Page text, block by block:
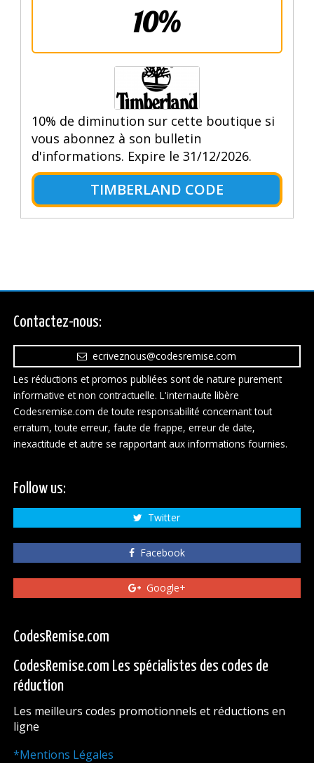
10%
10% de diminution sur cette boutique si
vous abonnez à son bulletin
d'informations. Expire le 31/12/2026.
TIMBERLAND CODE
Contactez-nous:
ecriveznous@codesremise.com
Les réductions et promos publiées sont de nature purement
informative et non contractuelle. L'internaute libère
Codesremise.com de toute responsabilité concernant tout
erratum, toute erreur, faute de frappe, erreur de date,
inexactitude et autre se rapportant aux informations fournies.
Follow us:
Twitter
Facebook
Google+
CodesRemise.com
CodesRemise.com Les spécialistes des codes de
réduction
Les meilleurs codes promotionnels et réductions en
ligne
*Mentions Légales